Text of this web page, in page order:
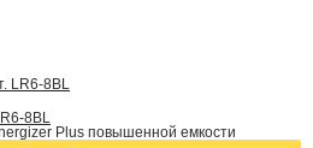
8BL
Plus повышенной емкости